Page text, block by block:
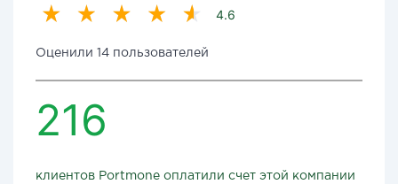
4.6
Оценили 14 пользователей
216
клиентов Portmone оплатили счет этой компании